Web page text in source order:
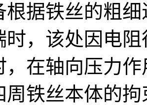
根据铁丝的粗
时，该处因电
，在轴向压力
周铁丝本体的